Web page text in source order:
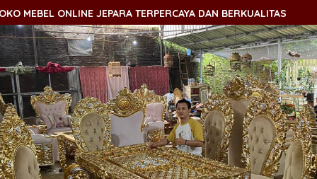
ONLINE JEPARA TERPERCAYA DAN BERKUALITAS